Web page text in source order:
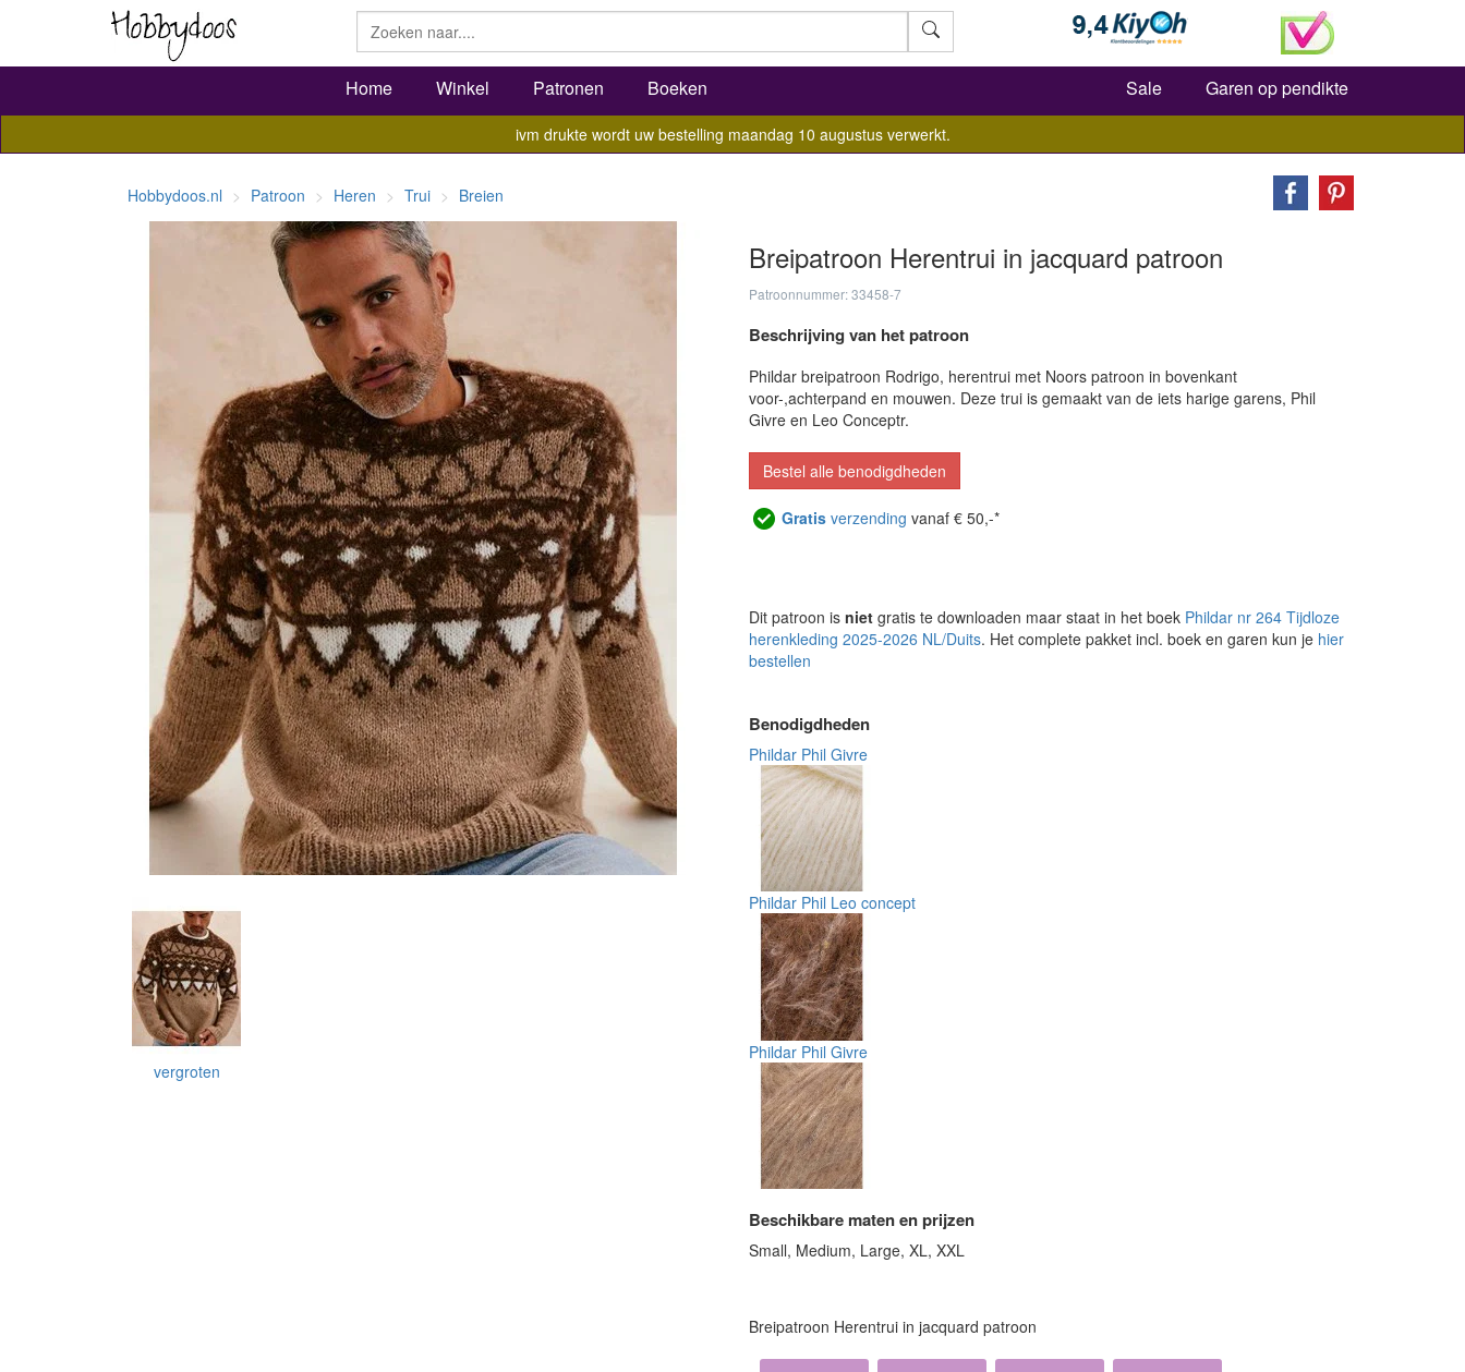
Zoeken
Home Winkel Patronen Boeken Sale Garen op pendikte
ivm drukte wordt uw bestelling maandag 10 augustus verwerkt.
Hobbydoos.nl Patroon Heren Trui Breien
vergroten
Breipatroon Herentrui in jacquard patroon
Patroonnummer: 33458-7
Beschrijving van het patroon
Phildar breipatroon Rodrigo, herentrui met Noors patroon in bovenkant
voor-,achterpand en mouwen. Deze trui is gemaakt van de iets harige garens, Phil
Givre en Leo Conceptr.
Bestel alle benodigdheden
Gratis verzending vanaf € 50,-*
Dit patroon is niet gratis te downloaden maar staat in het boek Phildar nr 264 Tijdloze
herenkleding 2025-2026 NL/Duits. Het complete pakket incl. boek en garen kun je hier
bestellen
Benodigdheden
Phildar Phil Givre
Phildar Phil Leo concept
Phildar Phil Givre
Beschikbare maten en prijzen
Small, Medium, Large, XL, XXL
Breipatroon Herentrui in jacquard patroon